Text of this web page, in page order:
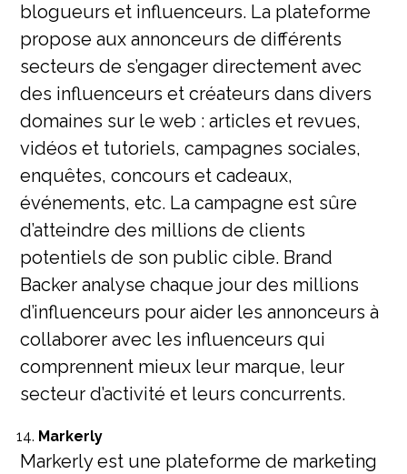
blogueurs et influenceurs. La plateforme
propose aux annonceurs de différents
secteurs de s’engager directement avec
des influenceurs et créateurs dans divers
domaines sur le web : articles et revues,
vidéos et tutoriels, campagnes sociales,
enquêtes, concours et cadeaux,
événements, etc. La campagne est sûre
d’atteindre des millions de clients
potentiels de son public cible. Brand
Backer analyse chaque jour des millions
d’influenceurs pour aider les annonceurs à
collaborer avec les influenceurs qui
comprennent mieux leur marque, leur
secteur d’activité et leurs concurrents.
Markerly
Markerly est une plateforme de marketing